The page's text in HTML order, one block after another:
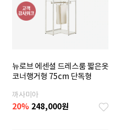
뉴로브 에센셜 드레스룸 짧은옷
코너행거형 75cm 단독형
까사미아
20% 248,000원